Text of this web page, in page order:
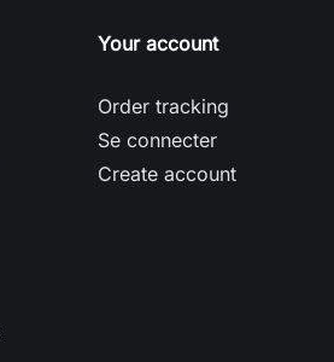
Your account
Order tracking
Se connecter
Create account